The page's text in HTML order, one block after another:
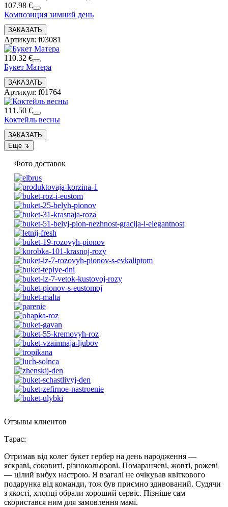
107.98 €
Композиция зимний день
Артикул: f03081
110.32 €
Букет Матера
Артикул: f01764
111.50 €
Коктейль весны
Фото доставок
Отзывы клиентов
Тарас:
Отримав від колег букет гербер на день народження —
яскраві, соковиті, різнокольорові. Помаранчеві, жовті, рожеві
— цілий вибух настрою. Я взагалі не очікував квіткового
подарунка від команди, тож був приємно здивований. Судячи
з якості, хлопці обрали хороший сервіс. Пізніше сам
скористався ним для замовлення мамі.